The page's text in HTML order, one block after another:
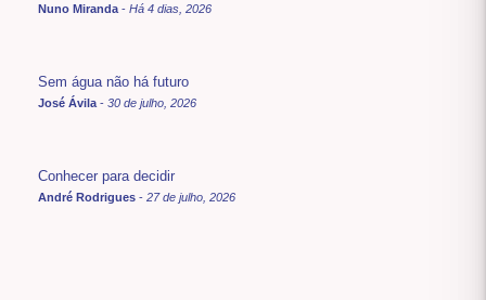
Nuno Miranda - Há 4 dias, 2026
Sem água não há futuro
José Ávila - 30 de julho, 2026
Conhecer para decidir
André Rodrigues - 27 de julho, 2026